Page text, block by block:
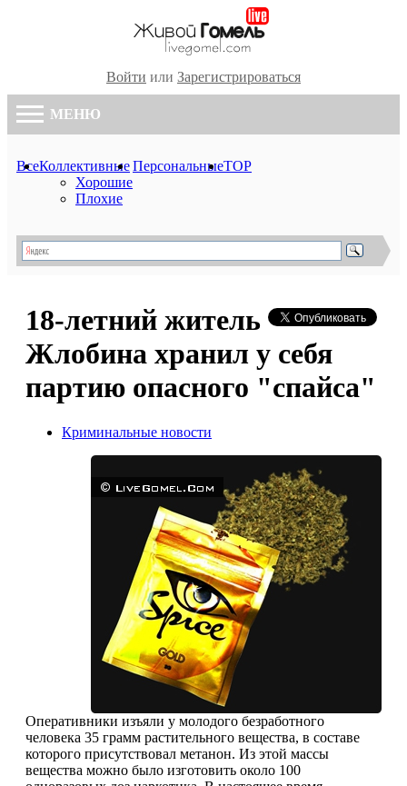
Войти или Зарегистрироваться
МЕНЮ
ВсеКоллективные
Хорошие
Плохие
ПерсональныеTOP
18-летний житель
Жлобина хранил у себя
партию опасного "спайса"
Криминальные новости
Оперативники изъяли у молодого безработного
человека 35 грамм растительного вещества, в составе
которого присутствовал метанон. Из этой массы
вещества можно было изготовить около 100